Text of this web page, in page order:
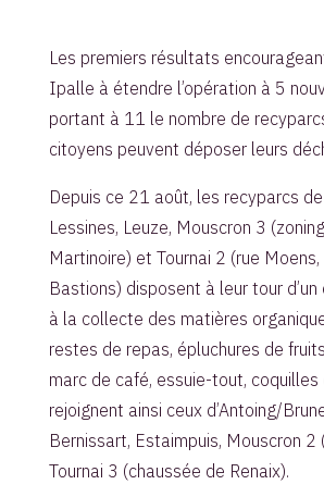
Les premiers résultats
Ipalle à étendre l’opération à 5
portant à 11 le nombre de
citoyens peuvent déposer leurs
Depuis ce 21 août, les recyparcs
Lessines, Leuze, Mouscron 3
Martinoire) et Tournai 2 (rue
Bastions) disposent à leur tour
à la collecte des matières
restes de repas, épluchures de
marc de café, essuie-tout,
rejoignent ainsi ceux d’Antoing/
Bernissart, Estaimpuis, Mouscron
Tournai 3 (chaussée de Renaix).